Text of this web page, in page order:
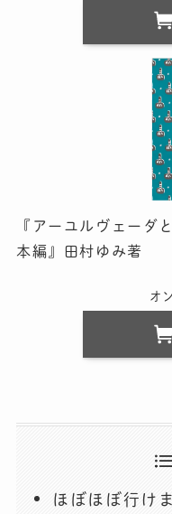
『アーユルヴェーダ
本編』田村ゆみ著
オ
ほぼほぼ行け